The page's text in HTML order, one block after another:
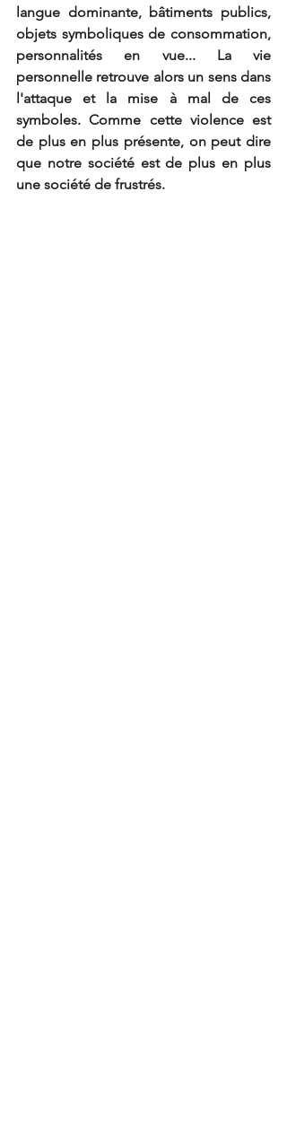
langue dominante, bâtiments publics,
objets symboliques de consommation,
personnalités en vue... La vie
personnelle retrouve alors un sens dans
l'attaque et la mise à mal de ces
symboles. Comme cette violence est
de plus en plus présente, on peut dire
que notre société est de plus en plus
une société de frustrés.